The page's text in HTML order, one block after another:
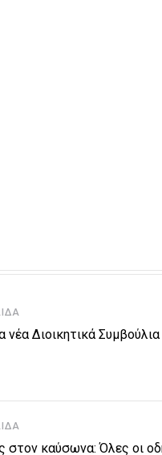
νέα Διοικητικά
καύσωνα: Όλες οι